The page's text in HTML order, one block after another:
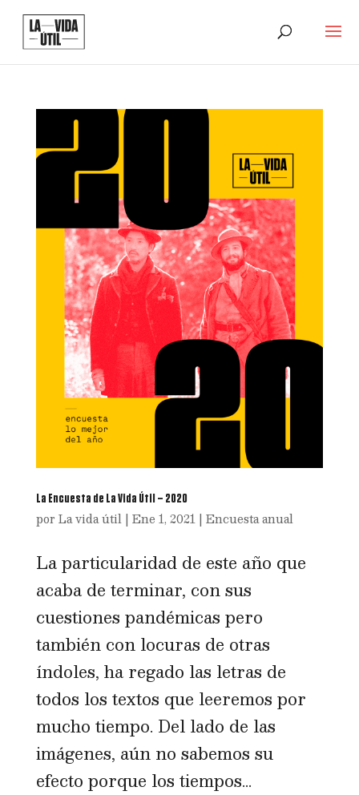
La Encuesta de La Vida Útil – 2020
por La vida útil| Ene 1, 2021| Encuesta anual
La particularidad de este año que
acaba de terminar, con sus
cuestiones pandémicas pero
también con locuras de otras
índoles, ha regado las letras de
todos los textos que leeremos por
mucho tiempo. Del lado de las
imágenes, aún no sabemos su
efecto porque los tiempos...